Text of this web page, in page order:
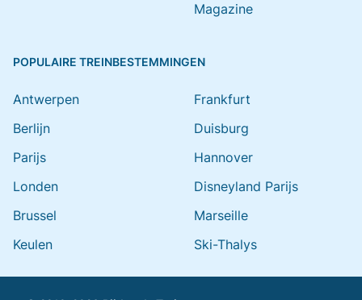
Magazine
POPULAIRE TREINBESTEMMINGEN
Antwerpen
Berlijn
Parijs
Londen
Brussel
Keulen
Frankfurt
Duisburg
Hannover
Disneyland Parijs
Marseille
Ski-Thalys